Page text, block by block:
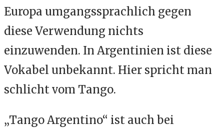
Europa umgangssprachlich gegen
diese Verwendung nichts
einzuwenden. In Argentinien ist diese
Vokabel unbekannt. Hier spricht man
schlicht vom Tango.
„Tango Argentino“ ist auch bei